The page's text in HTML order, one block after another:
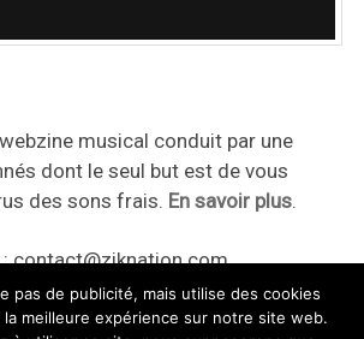
musical conduit par une
dont le seul but est de vous
des sons frais. En savoir plus.
:contact@ziknation.com
pas de publicité, mais utilise des cookies
meilleure expérience sur notre site web.